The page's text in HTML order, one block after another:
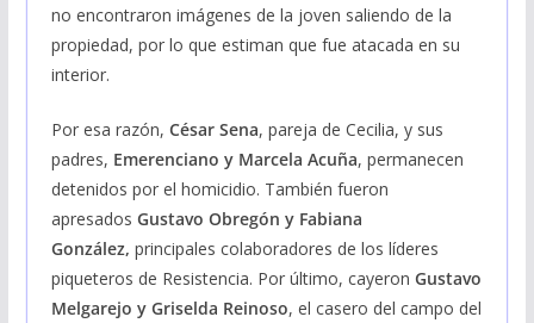
no encontraron imágenes de la joven saliendo de la
propiedad, por lo que estiman que fue atacada en su
interior.
Por esa razón, César Sena, pareja de Cecilia, y sus
padres, Emerenciano y Marcela Acuña, permanecen
detenidos por el homicidio. También fueron
apresados Gustavo Obregón y Fabiana
González, principales colaboradores de los líderes
piqueteros de Resistencia. Por último, cayeron Gustavo
Melgarejo y Griselda Reinoso, el casero del campo del